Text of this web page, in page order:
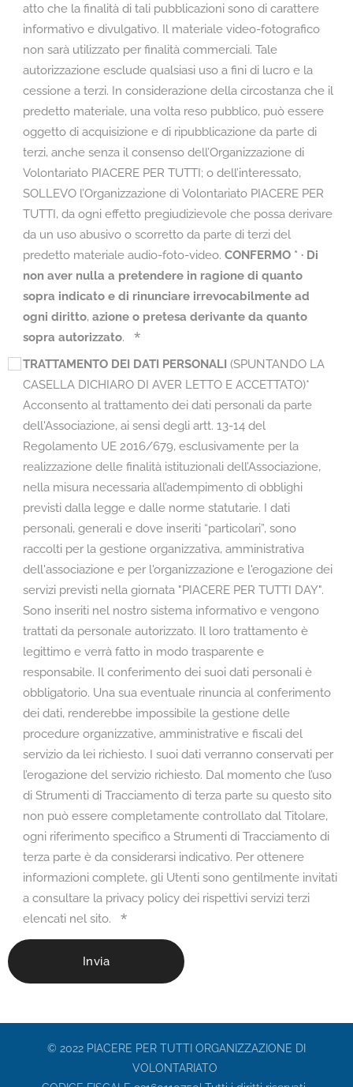
atto che la finalità di tali pubblicazioni sono di carattere
informativo e divulgativo. Il materiale video-fotografico
non sarà utilizzato per finalità commerciali. Tale
autorizzazione esclude qualsiasi uso a fini di lucro e la
cessione a terzi. In considerazione della circostanza che il
predetto materiale, una volta reso pubblico, può essere
oggetto di acquisizione e di ripubblicazione da parte di
terzi, anche senza il consenso dell’Organizzazione di
Volontariato PIACERE PER TUTTI; o dell’interessato,
SOLLEVO l’Organizzazione di Volontariato PIACERE PER
TUTTI, da ogni effetto pregiudizievole che possa derivare
da un uso abusivo o scorretto da parte di terzi del
predetto materiale audio-foto-video. CONFERMO * · Di
non aver nulla a pretendere in ragione di quanto
sopra indicato e di rinunciare irrevocabilmente ad
ogni diritto, azione o pretesa derivante da quanto
sopra autorizzato.
TRATTAMENTO DEI DATI PERSONALI (SPUNTANDO LA
CASELLA DICHIARO DI AVER LETTO E ACCETTATO)*
Acconsento al trattamento dei dati personali da parte
dell'Associazione, ai sensi degli artt. 13-14 del
Regolamento UE 2016/679, esclusivamente per la
realizzazione delle finalità istituzionali dell’Associazione,
nella misura necessaria all’adempimento di obblighi
previsti dalla legge e dalle norme statutarie. I dati
personali, generali e dove inseriti “particolari”, sono
raccolti per la gestione organizzativa, amministrativa
dell'associazione e per l'organizzazione e l'erogazione dei
servizi previsti nella giornata "PIACERE PER TUTTI DAY".
Sono inseriti nel nostro sistema informativo e vengono
trattati da personale autorizzato. Il loro trattamento è
legittimo e verrà fatto in modo trasparente e
responsabile. Il conferimento dei suoi dati personali è
obbligatorio. Una sua eventuale rinuncia al conferimento
dei dati, renderebbe impossibile la gestione delle
procedure organizzative, amministrative e fiscali del
servizio da lei richiesto. I suoi dati verranno conservati per
l’erogazione del servizio richiesto. Dal momento che l’uso
di Strumenti di Tracciamento di terza parte su questo sito
non può essere completamente controllato dal Titolare,
ogni riferimento specifico a Strumenti di Tracciamento di
terza parte è da considerarsi indicativo. Per ottenere
informazioni complete, gli Utenti sono gentilmente invitati
a consultare la privacy policy dei rispettivi servizi terzi
elencati nel sito.
Invia
© 2022 PIACERE PER TUTTI ORGANIZZAZIONE DI
VOLONTARIATO